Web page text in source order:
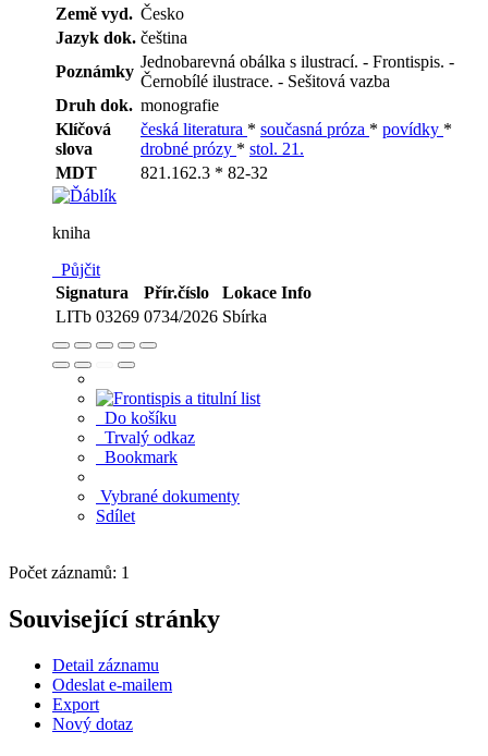
Země vyd. Česko
Jazyk dok. čeština
Poznámky
Jednobarevná obálka s ilustrací. - Frontispis. -
Černobílé ilustrace. - Sešitová vazba
Druh dok. monografie
Klíčová
slova
česká literatura * současná próza * povídky *
drobné prózy * stol. 21.
MDT
821.162.3 * 82-32
kniha
Půjčit
Signatura
Přír.číslo Lokace Info
LITb 03269 0734/2026 Sbírka
Do košíku
Trvalý odkaz
Bookmark
Vybrané dokumenty
Sdílet
Počet záznamů: 1
Související stránky
Detail záznamu
Odeslat e-mailem
Export
Nový dotaz